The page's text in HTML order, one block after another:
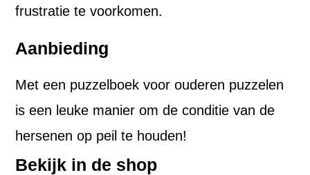
frustratie te voorkomen.
Aanbieding
Met een puzzelboek voor ouderen puzzelen
is een leuke manier om de conditie van de
hersenen op peil te houden!
Bekijk in de shop